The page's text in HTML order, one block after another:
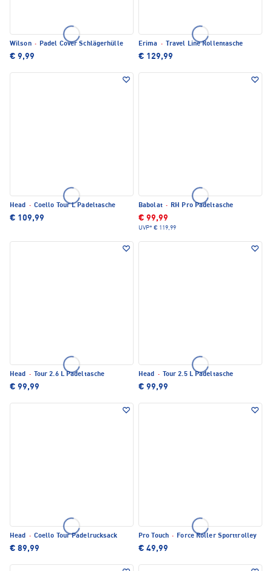
Wilson · Padel Cover Schlägerhülle
€ 9,99
Erima · Travel Line Rollentasche
€ 129,99
Head · Coello Tour L Padeltasche
€ 109,99
Babolat · RH Pro Padeltasche
€ 99,99
UVP* € 119,99
Head · Tour 2.6 L Padeltasche
€ 99,99
Head · Tour 2.5 L Padeltasche
€ 99,99
Head · Coello Tour Padelrucksack
€ 89,99
Pro Touch · Force Roller Sporttrolley
€ 49,99